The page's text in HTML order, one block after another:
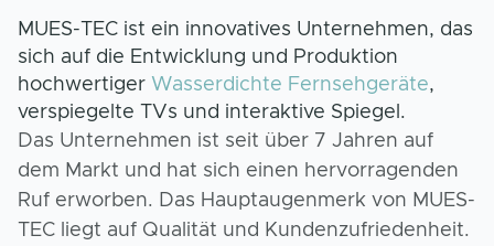
MUES-TEC ist ein innovatives Unternehmen, das
sich auf die Entwicklung und Produktion
hochwertiger Wasserdichte Fernsehgeräte,
verspiegelte TVs und interaktive Spiegel.
Das Unternehmen ist seit über 7 Jahren auf
dem Markt und hat sich einen hervorragenden
Ruf erworben. Das Hauptaugenmerk von MUES-
TEC liegt auf Qualität und Kundenzufriedenheit.